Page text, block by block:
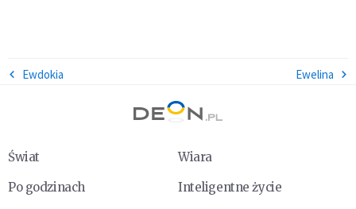
Ewdokia Ewelina
Świat
Wiara
Po godzinach
Inteligentne życie